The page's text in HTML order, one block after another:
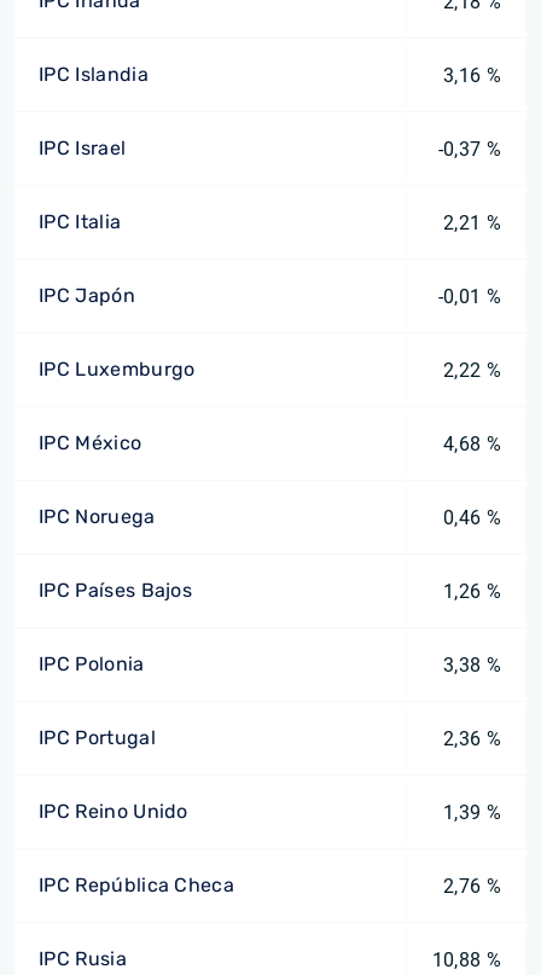
IPC Islandia 3,16 %
IPC Israel -0,37 %
IPC Italia 2,21 %
IPC Japón -0,01 %
IPC Luxemburgo 2,22 %
IPC México 4,68 %
IPC Noruega 0,46 %
IPC Países Bajos 1,26 %
IPC Polonia 3,38 %
IPC Portugal 2,36 %
IPC Reino Unido 1,39 %
IPC República Checa 2,76 %
IPC Rusia 10,88 %